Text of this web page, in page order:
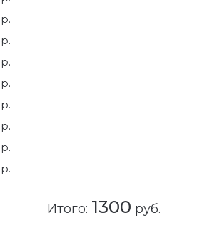
красный
Итого: 1300 руб.